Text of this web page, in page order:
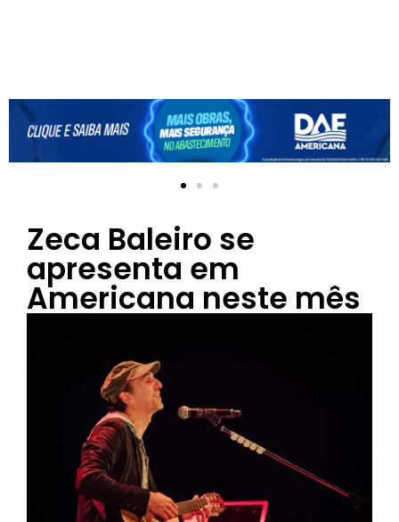
Zeca Baleiro se
apresenta em
Americana neste mês